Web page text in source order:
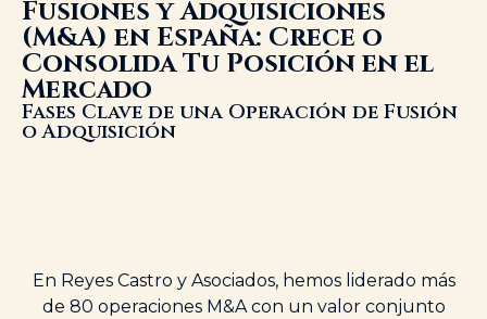
Fusiones y Adquisiciones
(M&A) en España: Crece o
Consolida Tu Posición en el
Mercado
Fases Clave de una Operación de Fusión
o Adquisición
En Reyes Castro y Asociados, hemos liderado más
de 80 operaciones M&A con un valor conjunto